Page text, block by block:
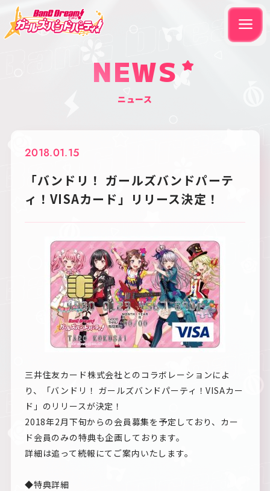
NEWS
ニュース
2018.01.15
「バンドリ！ ガールズバンドパーテ
ィ！VISAカード」リリース決定！
三井住友カード株式会社とのコラボレーションによ
り、「バンドリ！ ガールズバンドパーティ！VISAカー
ド」のリリースが決定！
2018年2月下旬からの会員募集を予定しており、カー
ド会員のみの特典も企画しております。
詳細は追って続報にてご案内いたします。
◆特典詳細